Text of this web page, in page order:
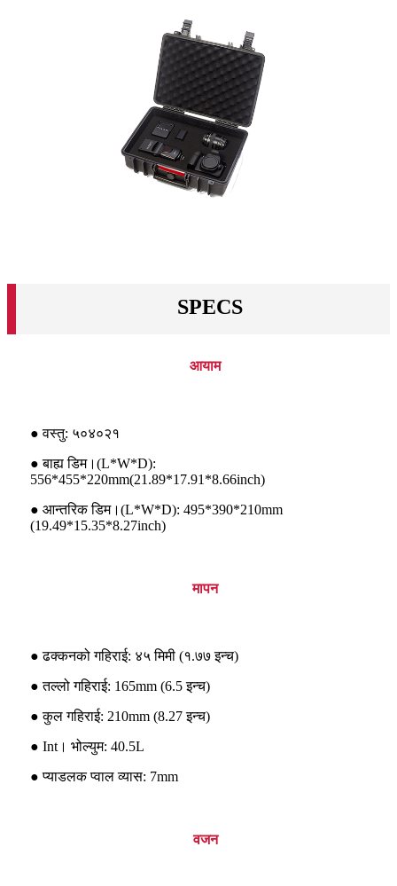
SPECS
आयाम
● वस्तु: ५०४०२१
● बाह्य डिम।(L*W*D):
556*455*220mm(21.89*17.91*8.66inch)
● आन्तरिक डिम।(L*W*D): 495*390*210mm
(19.49*15.35*8.27inch)
मापन
● ढक्कनको गहिराई: ४५ मिमी (१.७७ इन्च)
● तल्लो गहिराई: 165mm (6.5 इन्च)
● कुल गहिराई: 210mm (8.27 इन्च)
● Int। भोल्युम: 40.5L
● प्याडलक प्वाल व्यास: 7mm
वजन